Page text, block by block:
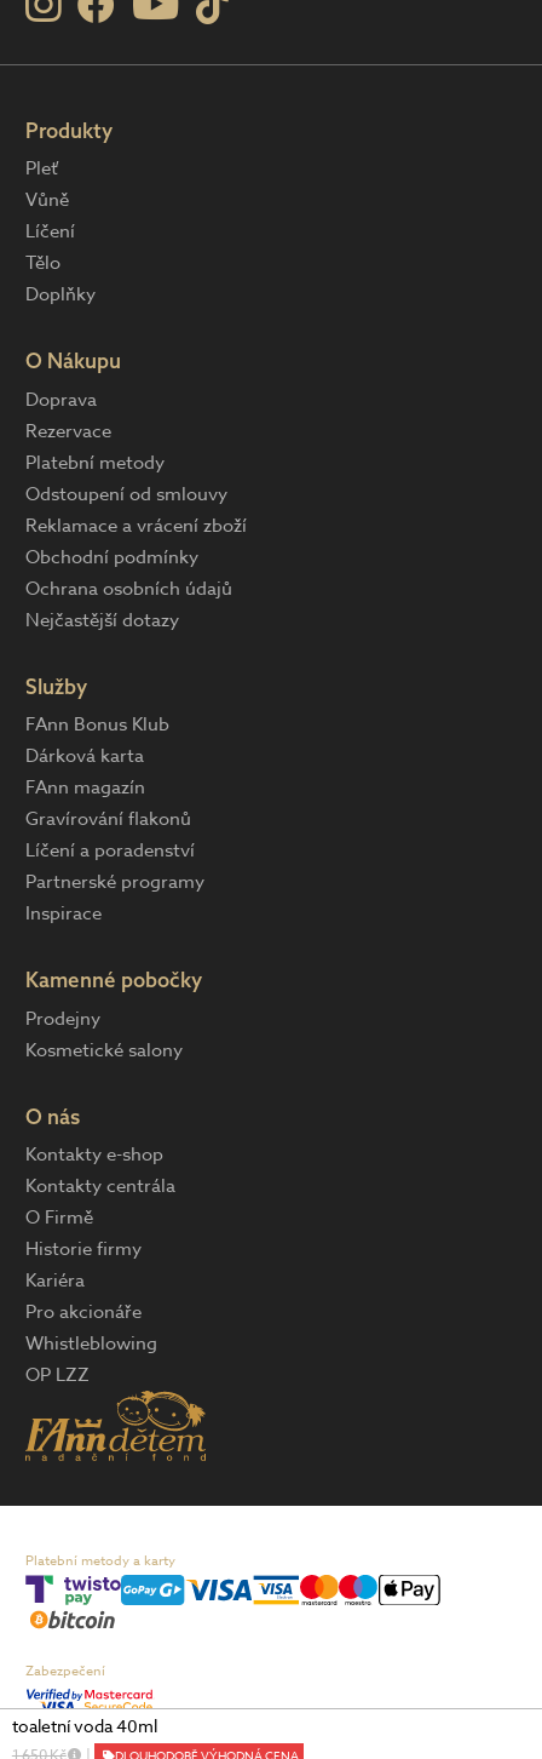
toaletní voda 40ml
Produkty
Pleť
Vůně
Líčení
Tělo
Doplňky
O Nákupu
Doprava
Rezervace
Platební metody
Odstoupení od smlouvy
Reklamace a vrácení zboží
Obchodní podmínky
Ochrana osobních údajů
Nejčastější dotazy
Služby
FAnn Bonus Klub
Dárková karta
FAnn magazín
Gravírování flakonů
Líčení a poradenství
Partnerské programy
Inspirace
Kamenné pobočky
Prodejny
Kosmetické salony
O nás
Kontakty e-shop
Kontakty centrála
O Firmě
Historie firmy
Kariéra
Pro akcionáře
Whistleblowing
OP LZZ
Platební metody a karty
Zabezpečení
Doprava